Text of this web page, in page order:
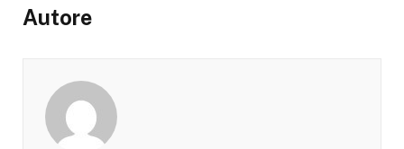
Autore